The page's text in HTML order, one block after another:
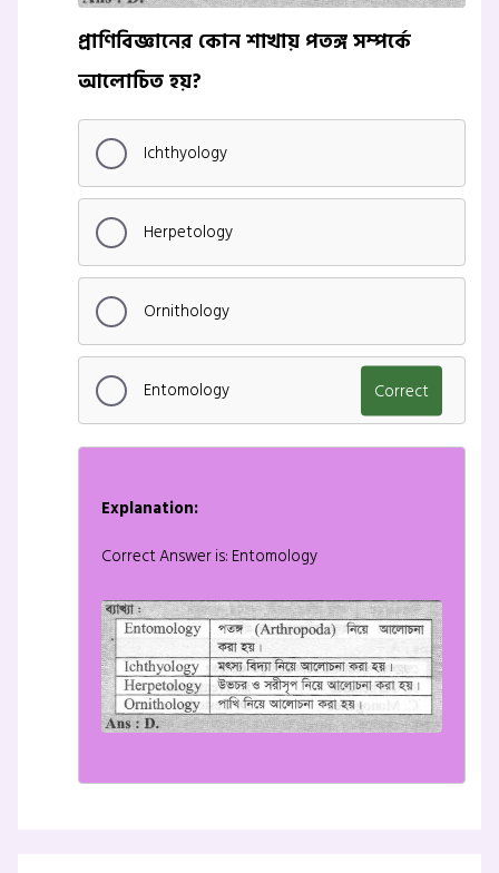
প্রাণিবিজ্ঞানের কোন শাখায় পতঙ্গ সম্পর্কে
আলোচিত হয়?
Ichthyology
Herpetology
Ornithology
Entomology Correct
Explanation:
Correct Answer is: Entomology